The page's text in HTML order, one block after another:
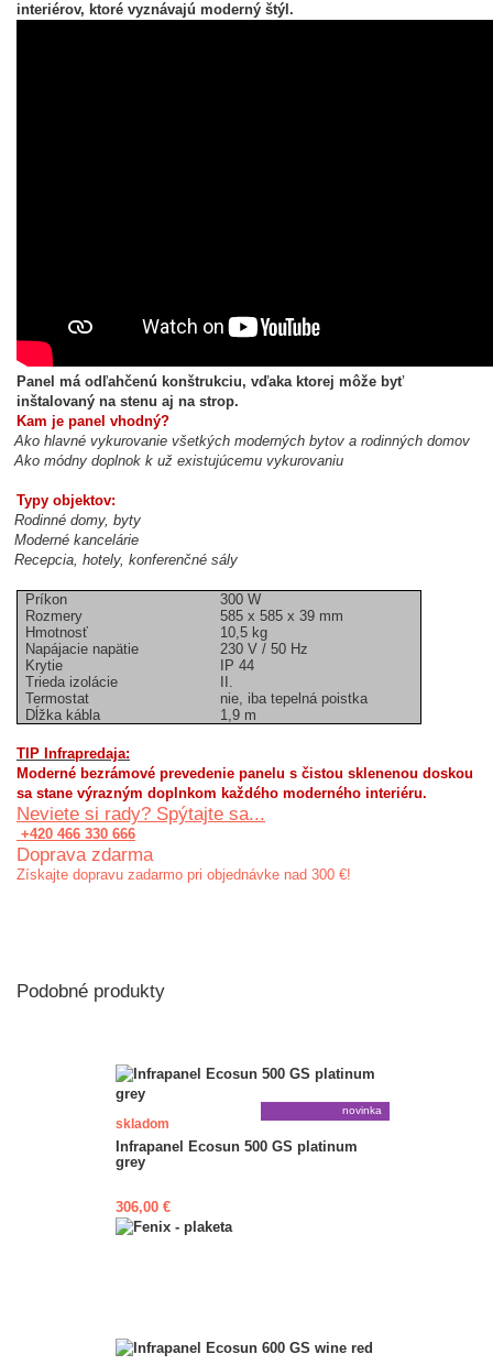
interiérov, ktoré vyznávajú moderný štýl.
Panel má odľahčenú konštrukciu, vďaka ktorej môže byť
inštalovaný na stenu aj na strop.
Kam je panel vhodný?
Ako hlavné vykurovanie všetkých moderných bytov a rodinných domov
Ako módny doplnok k už existujúcemu vykurovaniu
Typy objektov:
Rodinné domy, byty
Moderné kancelárie
Recepcia, hotely, konferenčné sály
Príkon
300 W
Rozmery
585 x 585 x 39 mm
Hmotnosť
10,5 kg
Napájacie napätie
230 V / 50 Hz
Krytie
IP 44
Trieda izolácie
II.
Termostat
nie, iba tepelná poistka
Dĺžka kábla
1,9 m
TIP Infrapredaja:
Moderné bezrámové prevedenie panelu s čistou sklenenou doskou
sa stane výrazným doplnkom každého moderného interiéru.
Neviete si rady? Spýtajte sa...
+420 466 330 666
Doprava zdarma
Získajte dopravu zadarmo pri objednávke nad 300 €!
Podobné produkty
skladom
Infrapanel Ecosun 500 GS platinum
grey
306,00 €
novinka